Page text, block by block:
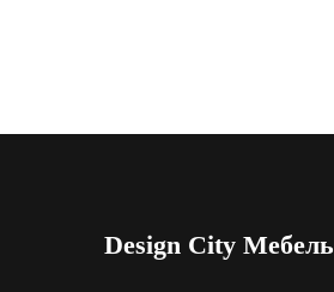
Design City Мебель